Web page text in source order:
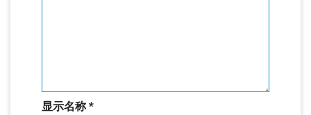
显示名称*